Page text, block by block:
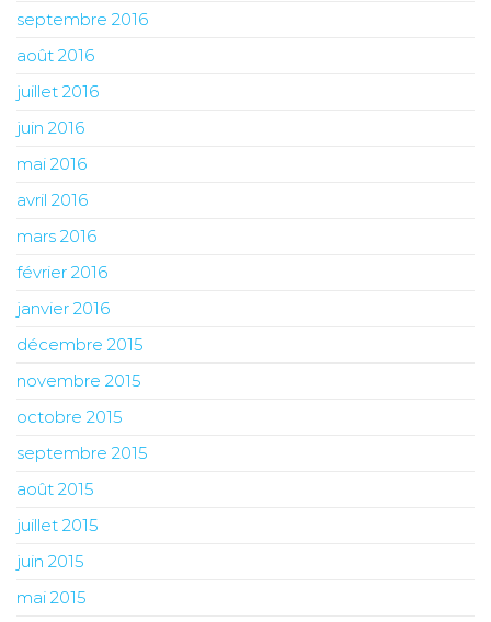
septembre 2016
août 2016
juillet 2016
juin 2016
mai 2016
avril 2016
mars 2016
février 2016
janvier 2016
décembre 2015
novembre 2015
octobre 2015
septembre 2015
août 2015
juillet 2015
juin 2015
mai 2015